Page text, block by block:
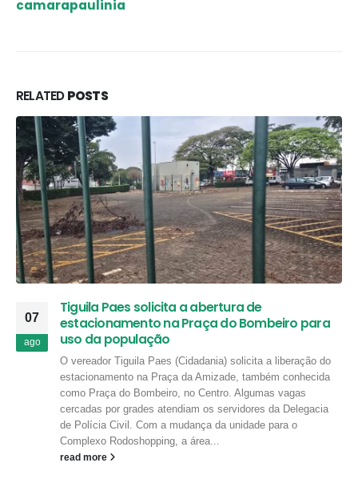
camarapaulinia
RELATEDPOSTS
07
ago
Tiguila Paes solicita a abertura de
estacionamento na Praça do Bombeiro para
uso da população
O vereador Tiguila Paes (Cidadania) solicita a liberação do
estacionamento na Praça da Amizade, também conhecida
como Praça do Bombeiro, no Centro. Algumas vagas
cercadas por grades atendiam os servidores da Delegacia
de Polícia Civil. Com a mudança da unidade para o
Complexo Rodoshopping, a área...
read more